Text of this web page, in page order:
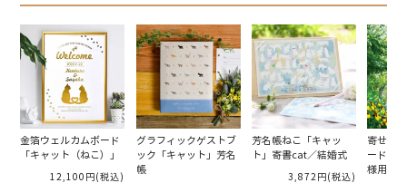
金箔ウェルカムボード
「キャット（ねこ）」
12,100円(税込)
グラフィックゲストブ
ック「キャット」芳名
帳
芳名帳ねこ「キャッ
ト」寄書cat／結婚式
3,872円(税込)
寄せ書
ード【
様用）